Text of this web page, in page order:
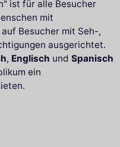
ist für alle Besucher
mit
Besucher mit Seh-,
ausgerichtet.
, Englisch und Spanisch
ein